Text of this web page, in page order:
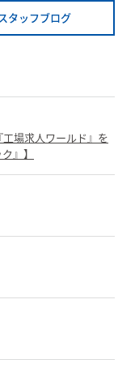
スタッフブログ
工場求人ワールド』を
』】